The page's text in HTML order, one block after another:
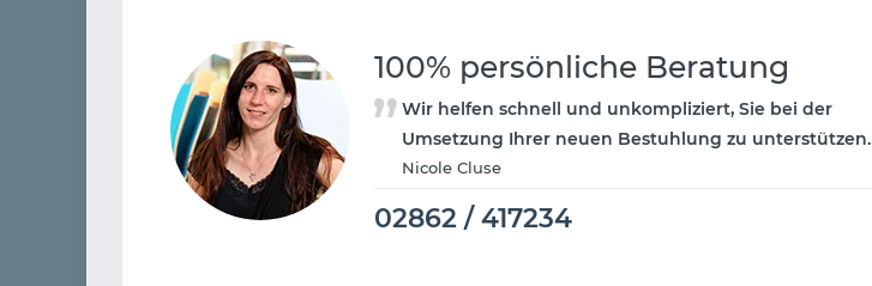
100% persönliche Beratung
Wir helfen schnell und unkompliziert, Sie bei der
Umsetzung Ihrer neuen Bestuhlung zu unterstützen.
Nicole Cluse
02862 / 417234